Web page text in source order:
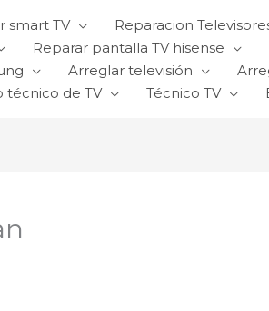
smart TV Reparacion
Reparar pantalla TV hisense
Arreglar televisión
técnico de TV Técnico TV